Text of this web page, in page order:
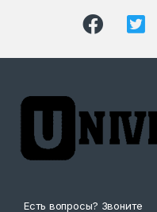
Есть вопросы? Звоните